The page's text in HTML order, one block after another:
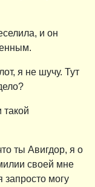
и он
я не шучу. Тут
такой
ты Авигдор, я о
своей мне
запросто могу